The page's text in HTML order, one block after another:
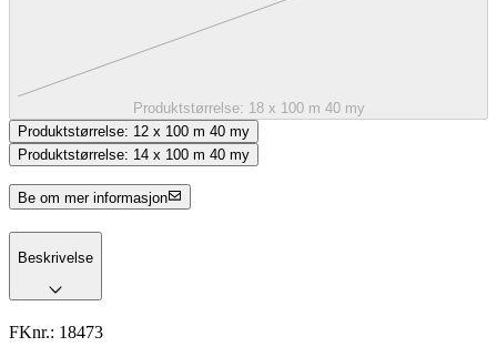
Produktstørrelse: 18 x 100 m 40 my
Produktstørrelse: 12 x 100 m 40 my
Produktstørrelse: 14 x 100 m 40 my
Be om mer informasjon
Beskrivelse
FKnr.: 18473